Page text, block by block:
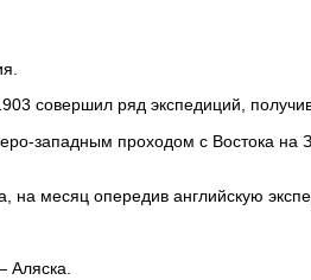
совершил ряд экспедиций,
западным проходом с Востока на
месяц опередив английскую
Аляска.